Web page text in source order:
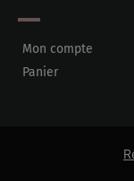
Mon compte
Panier